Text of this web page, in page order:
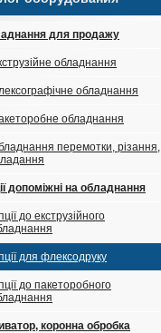
для продажу
обладнання
обладнання
обладнання
перемотки, різання,
допоміжні на обладнання
до екструзійного
для флексодруку
до пакеторобного
коронна обробка